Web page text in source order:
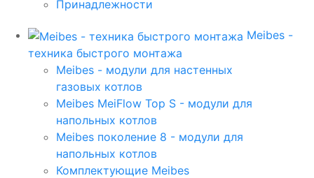
Принадлежности
Meibes -
техника быстрого монтажа
Meibes - модули для настенных
газовых котлов
Meibes MeiFlow Top S - модули для
напольных котлов
Meibes поколение 8 - модули для
напольных котлов
Комплектующие Meibes